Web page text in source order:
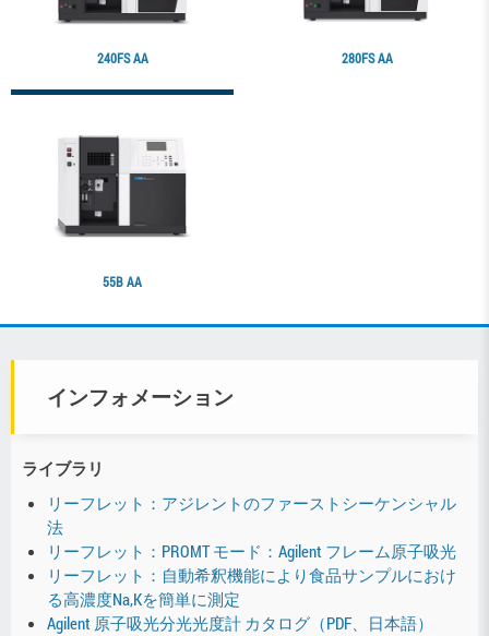
240FS AA 280FS AA
55B AA
インフォメーション
ライブラリ
リーフレット：アジレントのファーストシーケンシャル
法
リーフレット：PROMT モード：Agilent フレーム原子吸光
リーフレット：自動希釈機能により食品サンプルにおけ
る高濃度Na,Kを簡単に測定
Agilent 原子吸光分光光度計 カタログ（PDF、日本語）